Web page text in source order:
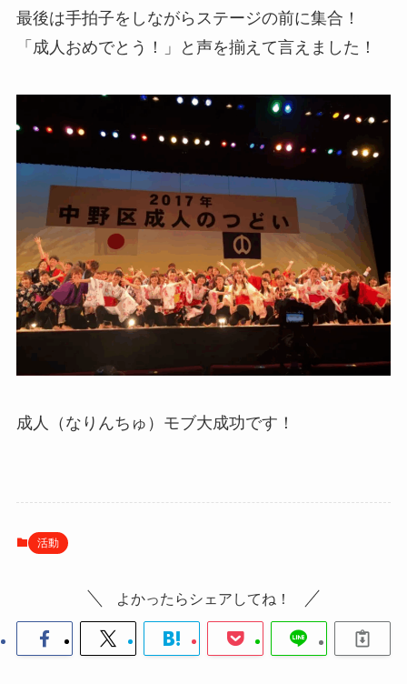
最後は手拍子をしながらステージの前に集合！
「成人おめでとう！」と声を揃えて言えました！
成人（なりんちゅ）モブ大成功です！
活動
よかったらシェアしてね！